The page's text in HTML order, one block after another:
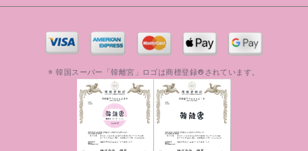
※ 韓国スーパー「韓離宮」ロゴは商標登録®されています。